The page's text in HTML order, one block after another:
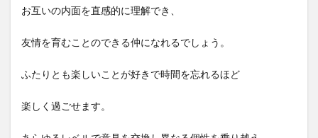
お互いの内面を直感的に理解でき、
友情を育むことのできる仲になれるでしょう。
ふたりとも楽しいことが好きで時間を忘れるほど
楽しく過ごせます。